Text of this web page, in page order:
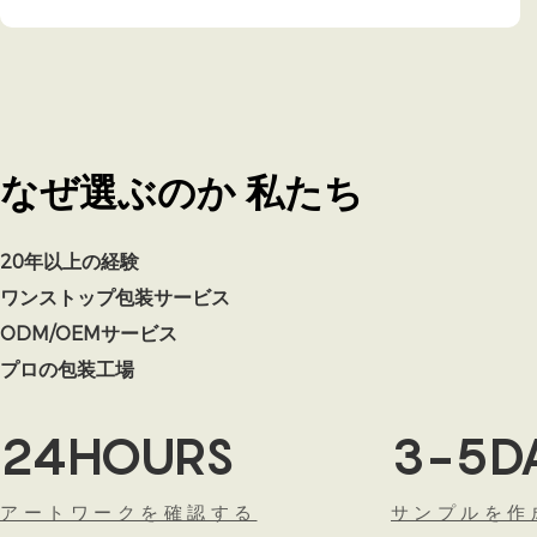
なぜ選ぶのか 私たち
20年以上の経験
ワンストップ包装サービス
ODM/OEMサービス
プロの包装工場
24HOURS
アートワークを確認する
3-
サンプルを作